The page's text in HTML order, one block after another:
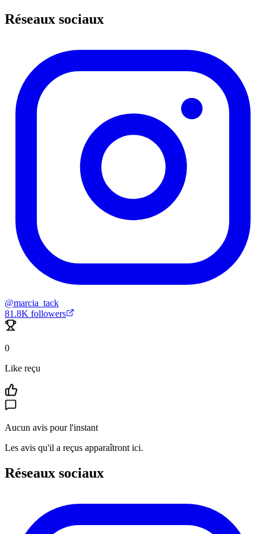
Réseaux sociaux
@marcia_tack
81.8K followers
0
Like reçu
Aucun avis pour l'instant
Les avis qu'il a reçus apparaîtront ici.
Réseaux sociaux